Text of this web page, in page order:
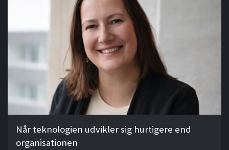
Når teknologien udvikler sig hurtigere end
organisationen